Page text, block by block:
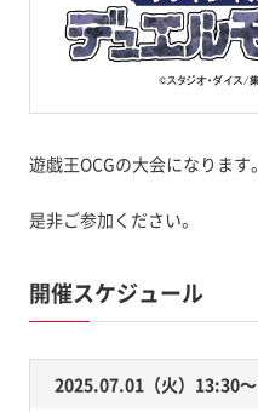
遊戯王OCGの大会になります。
是非ご参加ください。
開催スケジュール
2025.07.01（火）13:30〜